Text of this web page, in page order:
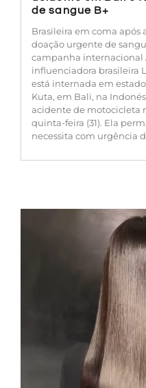
de sangue B+
Brasileira em coma
doação urgente de
campanha internacional
influenciadora brasileira
está internada em
Kuta, em Bali, na
acidente de motocicleta
quinta-feira (31). Ela
necessita com urgência